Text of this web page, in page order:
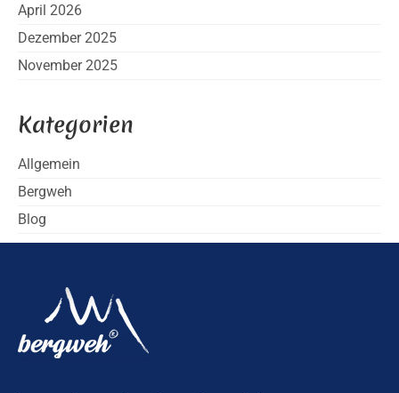
April 2026
Dezember 2025
November 2025
Kategorien
Allgemein
Bergweh
Blog